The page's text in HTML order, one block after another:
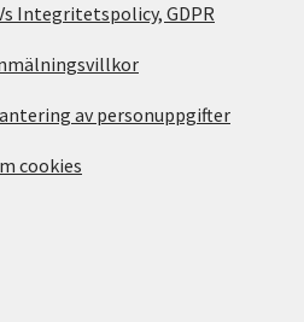
Integritetspolicy, GDPR
av personuppgifter
cookies